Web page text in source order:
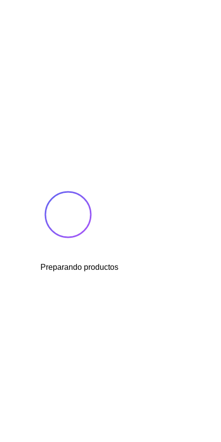
Preparando productos